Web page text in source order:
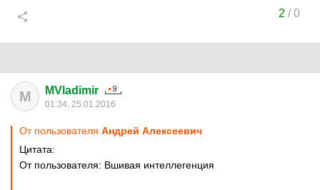
2 /0
M MVladimir
01:34, 25.01.2016
От пользователя Андрей Алексеевич
Цитата:
От пользователя: Вшивая интеллегенция